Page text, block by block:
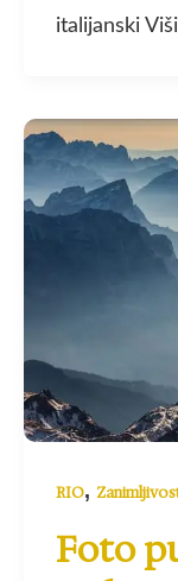
italijanski
RIO,
Foto